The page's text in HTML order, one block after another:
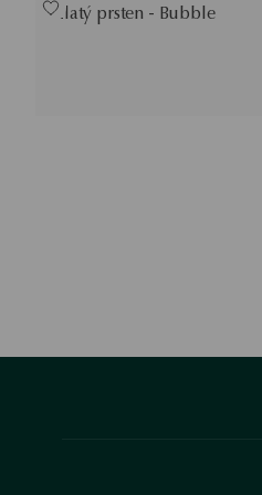
Zlatý prsten - Bubble